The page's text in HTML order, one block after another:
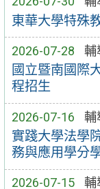
東華大學特殊
2026-07-28 輔
國立暨南國際
程招生
2026-07-16 輔
實踐大學法學
務與應用學分
2026-07-15 輔